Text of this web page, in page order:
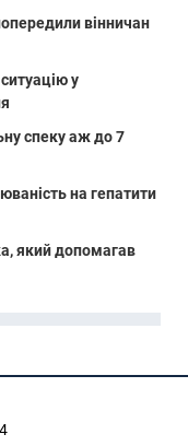
вінничан
у
спеку аж до 7
на гепатити
який допомагав